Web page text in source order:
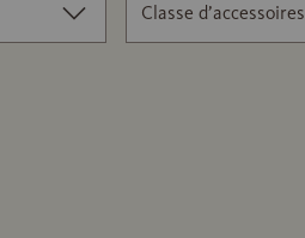
Classe d’accessoires